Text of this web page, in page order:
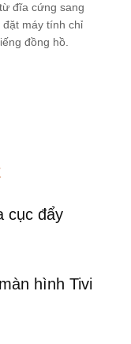
đĩa cứng sang
máy tính chỉ
đồng hồ.
cục đẩy
hình Tivi